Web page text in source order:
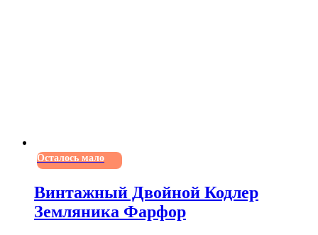
Осталось мало
Винтажный Двойной Кодлер
Земляника Фарфор